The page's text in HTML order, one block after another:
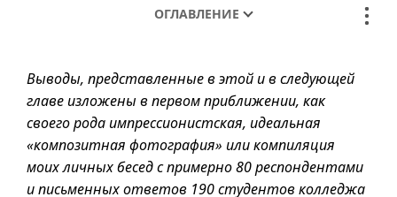
ОГЛАВЛЕНИЕ
Выводы, представленные в этойи вследующей
главе изложены в первом приближении, как
своего рода импрессионистская, идеальная
«композитная фотография» или компиляция
моих личных бесед с примерно 80 респондентами
и письменных ответов 190 студентов колледжа